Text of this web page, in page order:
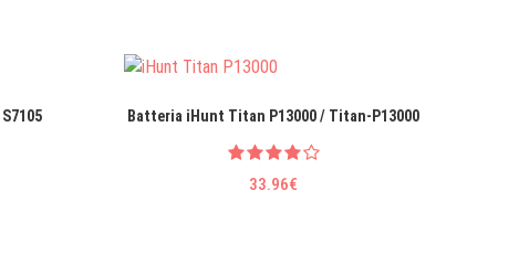
Batteria iHunt Titan P13000 / Titan-P13000
33.96€